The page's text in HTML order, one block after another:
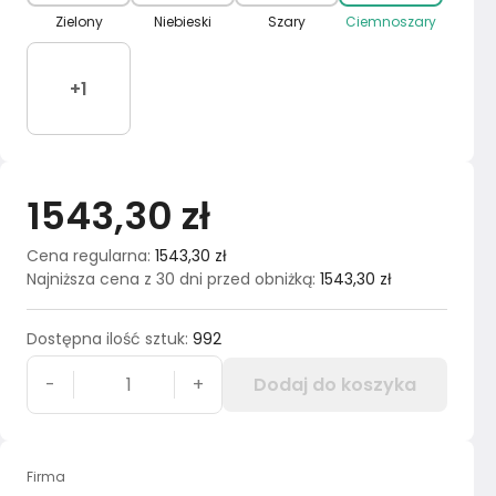
1543,30 zł
Cena regularna: 1543,30 zł
Najniższa cena z 30 dni przed obniżką: 1543,30 zł
Dostępna ilość sztuk: 992
- + Dodaj do koszyka
Zielony Niebieski Szary Ciemnoszary
+1
Firma